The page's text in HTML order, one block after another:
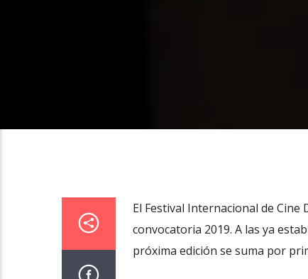
El Festival Internacional de
convocatoria 2019. A las ya
próxima edición se suma por